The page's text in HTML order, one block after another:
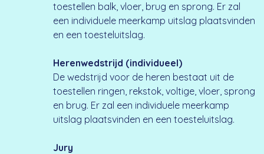
toestellen balk, vloer, brug en sprong. Er zal
een individuele meerkamp uitslag plaatsvinden
en een toesteluitslag.
Herenwedstrijd (individueel)
De wedstrijd voor de heren bestaat uit de
toestellen ringen, rekstok, voltige, vloer, sprong
en brug. Er zal een individuele meerkamp
uitslag plaatsvinden en een toesteluitslag.
Jury